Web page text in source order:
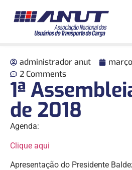
administrador anut
2 Comments
1ª
de 2018
Agenda:
Clique aqui
Apresentação do Presidente